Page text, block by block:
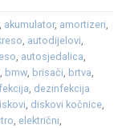
, akumulator, amortizeri,
, autodijelovi,
, autosjedalica,
, bmw, brisači, brtva,
, dezinfekcija
, diskovi kočnice,
, električni,